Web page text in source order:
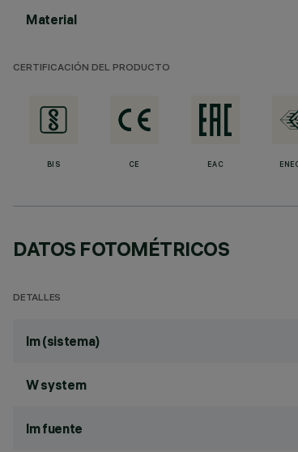
Material
CERTIFICACIÓN DEL PRODUCTO
BIS CE EAC
DATOS FOTOMÉTRICOS
DETALLES
lm (sistema)
W system
lm fuente